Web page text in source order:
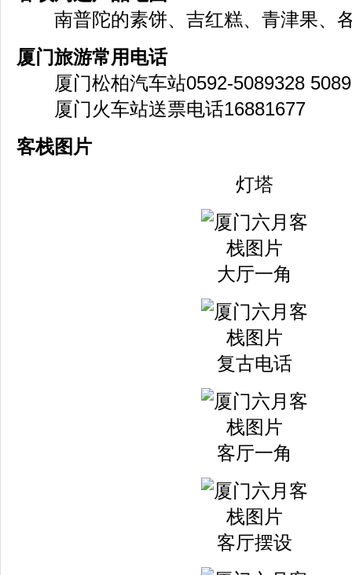
南普陀的素饼、吉红糕、青津果、
厦门旅游常用电话
厦门松柏汽车站0592-5089328
厦门火车站送票电话16881677
客栈图片
灯塔
大厅一角
复古电话
客厅一角
客厅摆设